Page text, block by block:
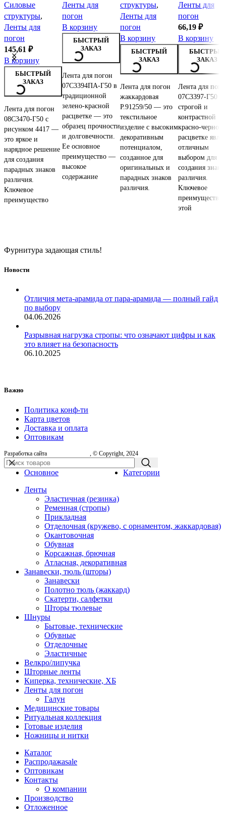
Силовые
структуры,
Ленты для
погон
145,61 ₽
В корзину
БЫСТРЫЙ
ЗАКАЗ
Лента для погон
08С3470-Г50 с
рисунком 4417 —
это яркое и
нарядное решение
для создания
парадных знаков
различия.
Ключевое
преимущество
Ленты для
погон
В корзину
БЫСТРЫЙ
ЗАКАЗ
Лента для погон
07С3394ПА-Г50 в
традиционной
зелено-красной
расцветке — это
образец прочности
и долговечности.
Ее основное
преимущество —
высокое
содержание
структуры,
Ленты для
погон
В корзину
БЫСТРЫЙ
ЗАКАЗ
Лента для погон
жаккардовая
Р.91259/50 — это
текстильное
изделие с высоким
декоративным
потенциалом,
созданное для
оригинальных и
парадных знаков
различия.
Ленты для
погон
66,19 ₽
В корзину
БЫСТРЫЙ
ЗАКАЗ
Лента для
07С3397-Г50 в
строгой и
контрастной
красно-черной
расцветке
отличным
выбором для
создания
различия.
Ключевое
преимущество
этой
Фурнитура задающая стиль!
Новости
Отличия мета-арамида от пара-арамида — полный гайд
по выбору
04.06.2026
Разрывная нагрузка стропы: что означают цифры и как
это влияет на безопасность
06.10.2025
Важно
Политика конф-ти
Карта цветов
Доставка и оплата
Оптовикам
Разработка сайта , © Copyright, 2024
Основное
Категории
Ленты
Эластичная (резинка)
Ременная (стропы)
Прикладная
Отделочная (кружево, с орнаментом, жаккардовая)
Окантовочная
Обувная
Корсажная, брючная
Атласная, декоративная
Занавески, тюль (шторы)
Занавески
Полотно тюль (жаккард)
Скатерти, салфетки
Шторы тюлевые
Шнуры
Бытовые, технические
Обувные
Отделочные
Эластичные
Велкро/липучка
Шторные ленты
Киперка, технические, ХБ
Ленты для погон
Галун
Медицинские товары
Ритуальная коллекция
Готовые изделия
Ножницы и нитки
Каталог
Распродажаsale
Оптовикам
Контакты
О компании
Производство
Отложенное